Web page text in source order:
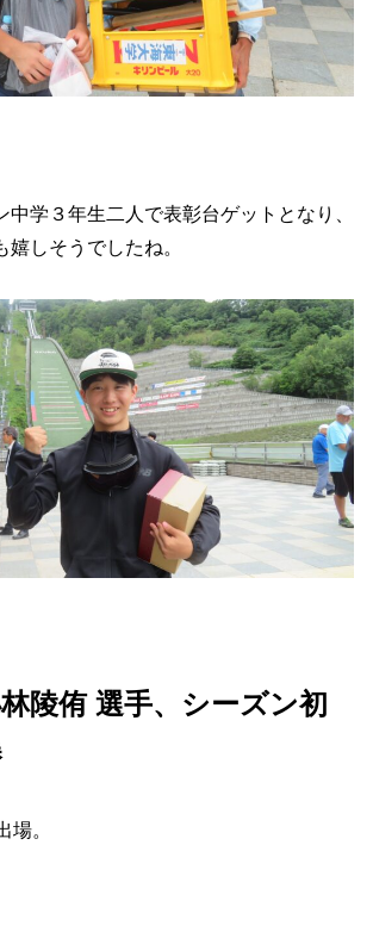
中学３年生二人で表彰台ゲットとなり、
しそうでしたね。
陵侑 選手、シーズン初
場。